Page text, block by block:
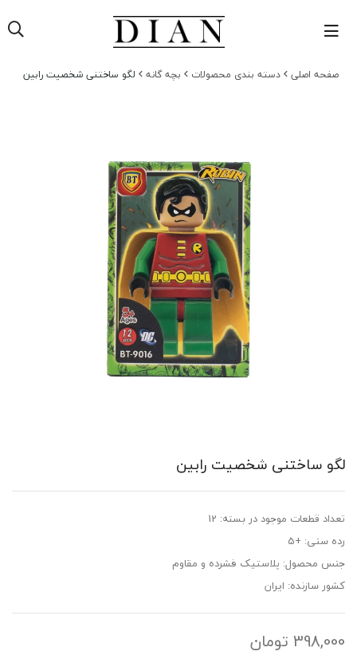
صفحه اصلی دسته بندی محصولات بچه گانه لگو ساختنی شخصیت رابین
لگو ساختنی شخصیت رابین
تعداد قطعات موجود در بسته: 12
رده سنی: +5
جنس محصول: پلاستیک فشرده و مقاوم
کشور سازنده: ایران
398,000 تومان